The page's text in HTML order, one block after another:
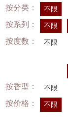
按分类： 不限
按系列： 不限
按度数： 不限
按香型： 不限
按价格： 不限